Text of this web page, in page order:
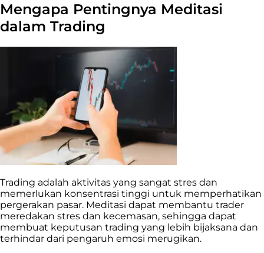
Mengapa Pentingnya Meditasi
dalam Trading
Trading adalah aktivitas yang sangat stres dan
memerlukan konsentrasi tinggi untuk memperhatikan
pergerakan pasar. Meditasi dapat membantu trader
meredakan stres dan kecemasan, sehingga dapat
membuat keputusan trading yang lebih bijaksana dan
terhindar dari pengaruh emosi merugikan.